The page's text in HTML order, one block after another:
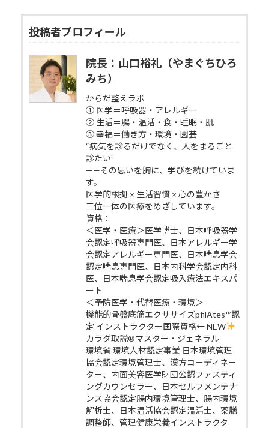
投稿者プロフィール
院長：山口裕礼（やまぐちひろ
みち）
からだ整えラボ
① 医学＝呼吸器・アレルギー
② 生活＝腸・温活・食・睡眠・肌
③ 幸福＝働き方・環境・園芸
“病気を診るだけでなく、人をまるごと
診たい”
——その思いを胸に、学びを続けていま
す。
医学的根拠 × 生活習慣 × 心の豊かさ
三位一体の医療をめざしています。
資格：
＜医学・医療＞医学博士、日本呼吸器学
会認定呼吸器専門医、日本アレルギー学
会認定アレルギー専門医、日本喘息学会
認定喘息専門医、日本内科学会認定内科
医、日本喘息学会認定吸入療法エキスパ
ート
＜予防医学・代替医療・環境＞
機能的骨盤底筋エクササイズpfilAtes™認
定 インストラクター国際資格← NEW
カラダ取説®マスター・ジェネラル
環境省 環境人材認定事業 日本環境管理
協会認定環境管理士、漢方コーディネー
ター、内面美容医学財団公認ファスティ
ングカウンセラー、日本セルフメンテナ
ンス協会認定腸内環境管理士、腸内環境
解析士、日本温活協会認定温活士、薬膳
調整師、管理健康栄養インストラクタ